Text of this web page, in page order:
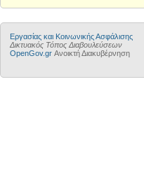
Εργασίας και Κοινωνικής Ασφάλισης
Δικτυακός Τόπος Διαβουλεύσεων
OpenGov.gr Ανοικτή Διακυβέρνηση